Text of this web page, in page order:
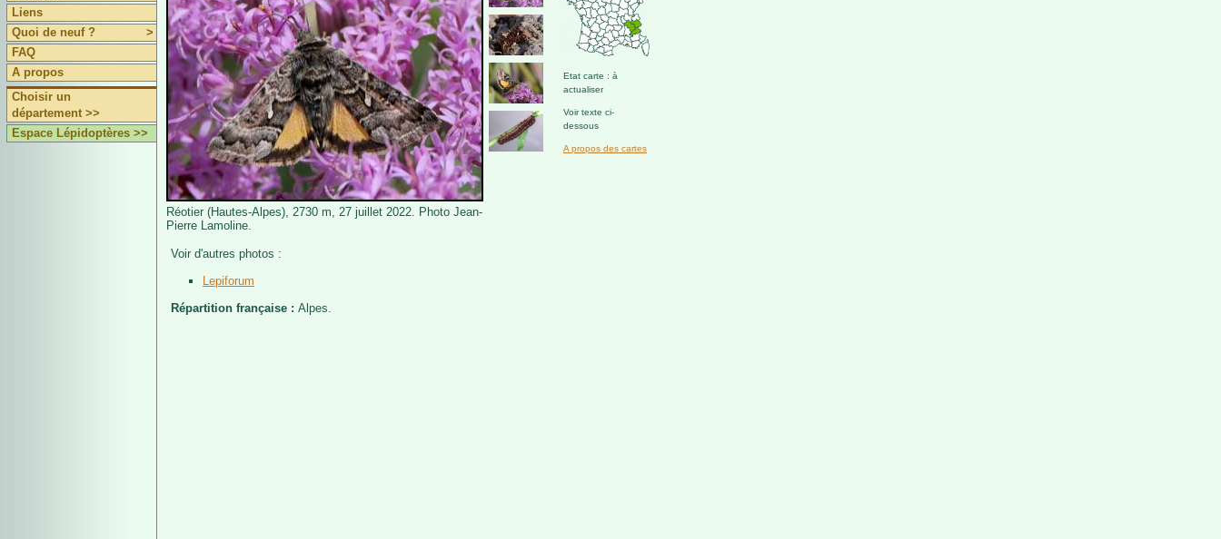
Liens
Quoi de neuf ?
>
FAQ
A propos
Choisir un
département >>
Espace Lépidoptères >>
Réotier (Hautes-Alpes), 2730 m, 27 juillet 2022. Photo Jean-
Pierre Lamoline.
Etat carte : à
actualiser
Voir texte ci-
dessous
A propos des cartes
Voir d'autres photos :
Lepiforum
Répartition française : Alpes.